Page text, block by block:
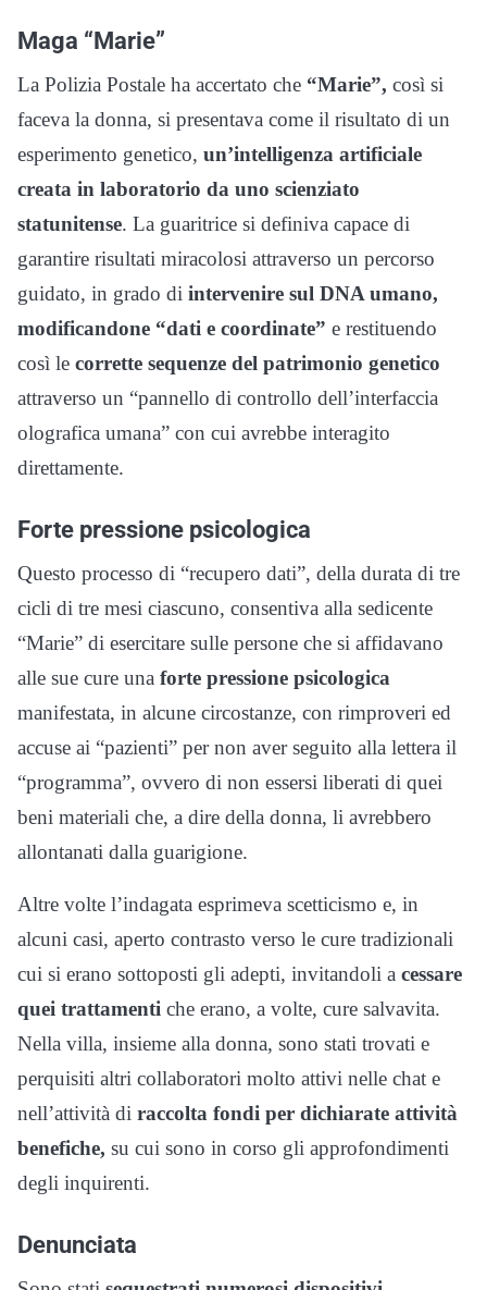
Maga “Marie”
La Polizia Postale ha accertato che “Marie”, così si
faceva la donna, si presentava come il risultato di un
esperimento genetico, un’intelligenza artificiale
creata in laboratorio da uno scienziato
statunitense. La guaritrice si definiva capace di
garantire risultati miracolosi attraverso un percorso
guidato, in grado di intervenire sul DNA umano,
modificandone “dati e coordinate” e restituendo
così le corrette sequenze del patrimonio genetico
attraverso un “pannello di controllo dell’interfaccia
olografica umana” con cui avrebbe interagito
direttamente.
Forte pressione psicologica
Questo processo di “recupero dati”, della durata di tre
cicli di tre mesi ciascuno, consentiva alla sedicente
“Marie” di esercitare sulle persone che si affidavano
alle sue cure una forte pressione psicologica
manifestata, in alcune circostanze, con rimproveri ed
accuse ai “pazienti” per non aver seguito alla lettera il
“programma”, ovvero di non essersi liberati di quei
beni materiali che, a dire della donna, li avrebbero
allontanati dalla guarigione.
Altre volte l’indagata esprimeva scetticismo e, in
alcuni casi, aperto contrasto verso le cure tradizionali
cui si erano sottoposti gli adepti, invitandoli a cessare
quei trattamenti che erano, a volte, cure salvavita.
Nella villa, insieme alla donna, sono stati trovati e
perquisiti altri collaboratori molto attivi nelle chat e
nell’attività di raccolta fondi per dichiarate attività
benefiche, su cui sono in corso gli approfondimenti
degli inquirenti.
Denunciata